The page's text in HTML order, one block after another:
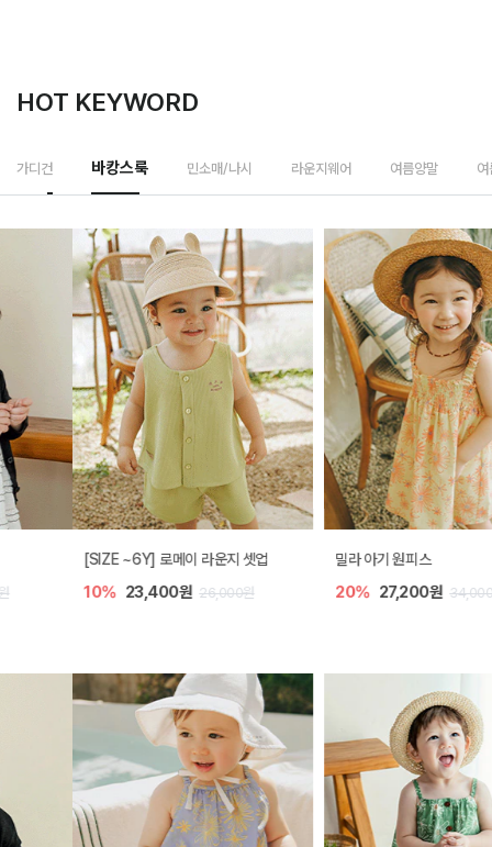
HOT KEYWORD
가디건 바캉스룩 민소매/나시 라운지웨어 여름양말
[SIZE ~6Y] 로메이 라운지 셋업
23,400원 26,000원
밀라 아기 원피스
27,200원 34,000원